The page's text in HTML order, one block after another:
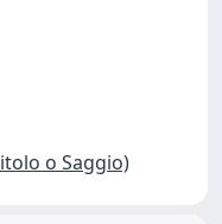
o Saggio)